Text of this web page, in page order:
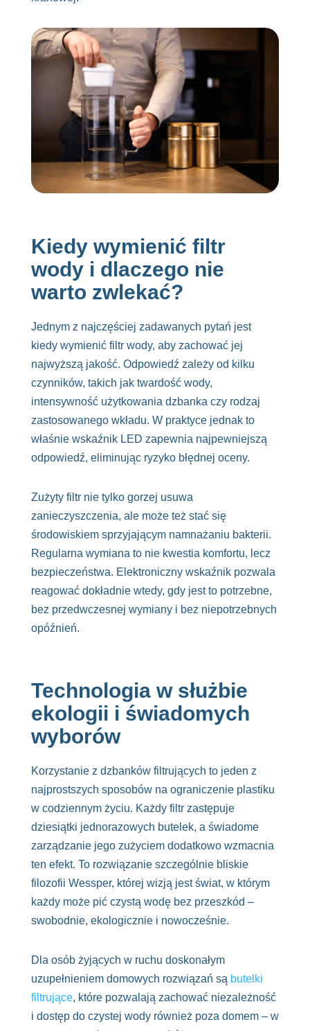
Kiedy wymienić filtr
wody i dlaczego nie
warto zwlekać?
Jednym z najczęściej zadawanych pytań jest
kiedy wymienić filtr wody, aby zachować jej
najwyższą jakość. Odpowiedź zależy od kilku
czynników, takich jak twardość wody,
intensywność użytkowania dzbanka czy rodzaj
zastosowanego wkładu. W praktyce jednak to
właśnie wskaźnik LED zapewnia najpewniejszą
odpowiedź, eliminując ryzyko błędnej oceny.
Zużyty filtr nie tylko gorzej usuwa
zanieczyszczenia, ale może też stać się
środowiskiem sprzyjającym namnażaniu bakterii.
Regularna wymiana to nie kwestia komfortu, lecz
bezpieczeństwa. Elektroniczny wskaźnik pozwala
reagować dokładnie wtedy, gdy jest to potrzebne,
bez przedwczesnej wymiany i bez niepotrzebnych
opóźnień.
Technologia w służbie
ekologii i świadomych
wyborów
Korzystanie z dzbanków filtrujących to jeden z
najprostszych sposobów na ograniczenie plastiku
w codziennym życiu. Każdy filtr zastępuje
dziesiątki jednorazowych butelek, a świadome
zarządzanie jego zużyciem dodatkowo wzmacnia
ten efekt. To rozwiązanie szczególnie bliskie
filozofii Wessper, której wizją jest świat, w którym
każdy może pić czystą wodę bez przeszkód –
swobodnie, ekologicznie i nowocześnie.
Dla osób żyjących w ruchu doskonałym
uzupełnieniem domowych rozwiązań są butelki
filtrujące, które pozwalają zachować niezależność
i dostęp do czystej wody również poza domem – w